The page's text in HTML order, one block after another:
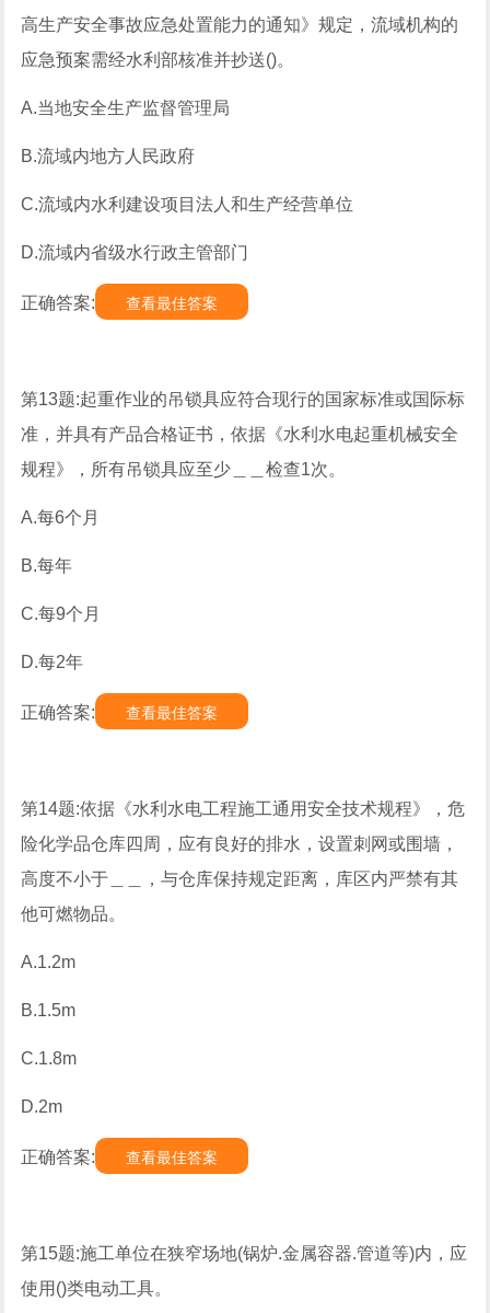
高生产安全事故应急处置能力的通知》规定，流域机构的
应急预案需经水利部核准并抄送()。
A.当地安全生产监督管理局
B.流域内地方人民政府
C.流域内水利建设项目法人和生产经营单位
D.流域内省级水行政主管部门
正确答案: 查看最佳答案
第13题:起重作业的吊锁具应符合现行的国家标准或国际标
准，并具有产品合格证书，依据《水利水电起重机械安全
规程》，所有吊锁具应至少＿＿检查1次。
A.每6个月
B.每年
C.每9个月
D.每2年
正确答案: 查看最佳答案
第14题:依据《水利水电工程施工通用安全技术规程》，危
险化学品仓库四周，应有良好的排水，设置刺网或围墙，
高度不小于＿＿，与仓库保持规定距离，库区内严禁有其
他可燃物品。
A.1.2m
B.1.5m
C.1.8m
D.2m
正确答案: 查看最佳答案
第15题:施工单位在狭窄场地(锅炉.金属容器.管道等)内，应
使用()类电动工具。